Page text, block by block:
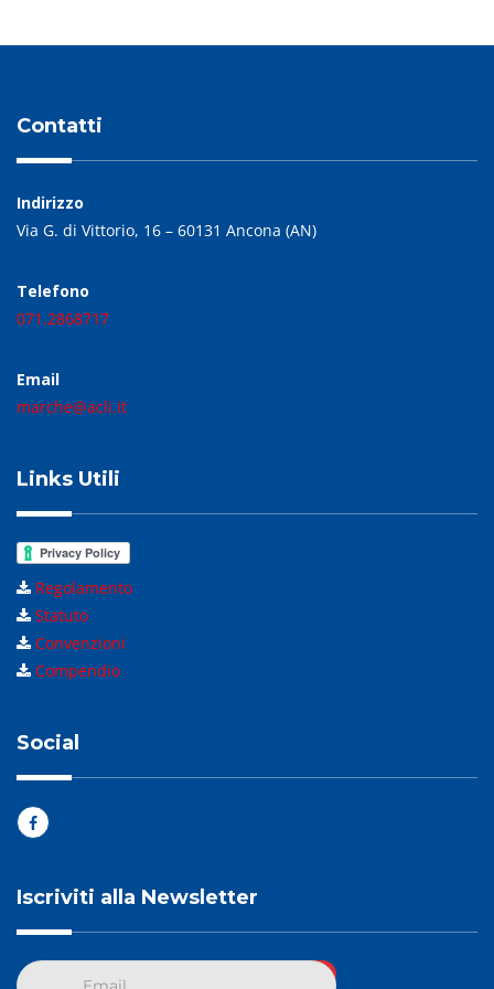
Contatti
Indirizzo
Via G. di Vittorio, 16 – 60131 Ancona (AN)
Telefono
071.2868717
Email
marche@acli.it
Links Utili
Regolamento
Statuto
Convenzioni
Compendio
Social
Iscriviti alla Newsletter